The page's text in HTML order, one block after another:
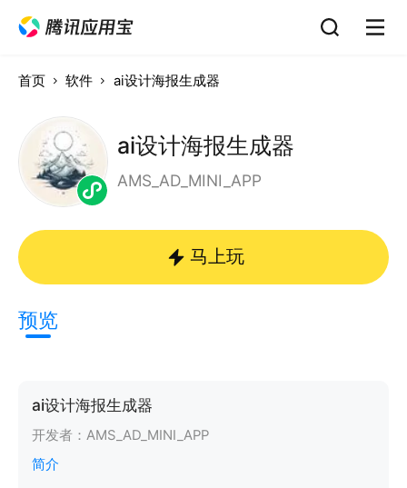
首页 软件 ai设计海报生成器
ai设计海报生成器
AMS_AD_MINI_APP
马上玩
预览
ai设计海报生成器
开发者： AMS_AD_MINI_APP
简介